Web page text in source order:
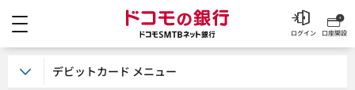
ドコモの銀行 ドコモ
口座開設
ログイン
デビットカード メニュー